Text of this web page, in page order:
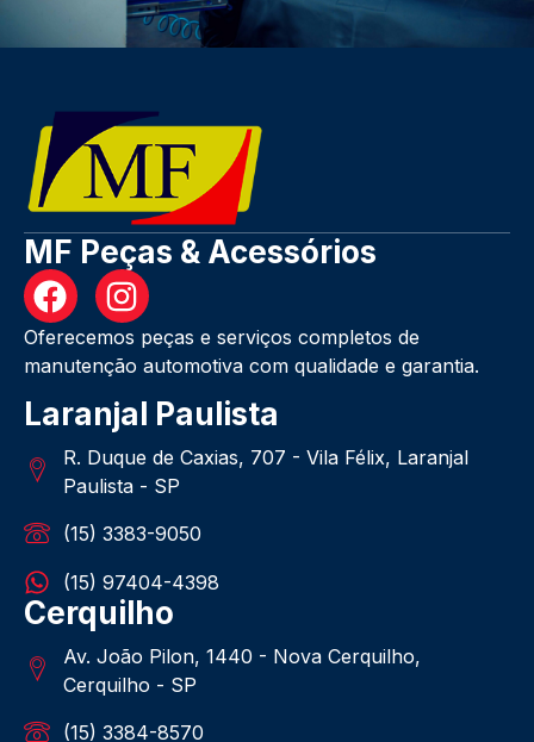
MF Peças & Acessórios
Oferecemos peças e serviços completos de
manutenção automotiva com qualidade e garantia.
Laranjal Paulista
R. Duque de Caxias, 707 - Vila Félix, Laranjal
Paulista - SP
(15) 3383-9050
(15) 97404-4398
Cerquilho
Av. João Pilon, 1440 - Nova Cerquilho,
Cerquilho - SP
(15) 3384-8570